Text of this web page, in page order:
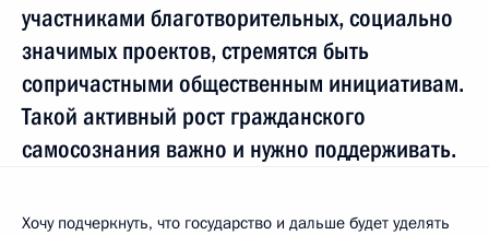
участниками благотворительных, социально
значимых проектов, стремятся быть
сопричастными общественным инициативам.
Такой активный рост гражданского
самосознания важно и нужно поддерживать.
Хочу подчеркнуть, что государство и дальше будет уделять